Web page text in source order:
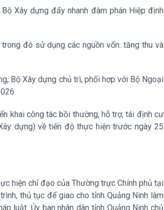
Xây dựng đẩy nhanh đàm phán Hiệp định
đó sử dụng các nguồn vốn: tăng thu và
Bộ Xây dựng chủ trì, phối hợp với Bộ Ngoại
khai công tác bồi thường, hỗ trợ, tái định cư
dựng) về tiến độ thực hiện trước ngày 25
hiện chỉ đạo của Thường trực Chính phủ tại
thủ tục để giao cho tỉnh Quảng Ninh làm
luật. Ủy ban nhân dân tỉnh Quảng Ninh chủ